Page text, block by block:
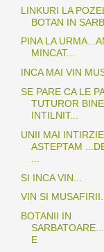
LINKURI LA
BOTAN IN
PINA LA
MINCAT...
INCA MAI VIN
SE PARE CA LE
TUTUROR
INTILNIT...
UNII MAI
ASTEPTAM
SI INCA VIN...
VIN SI
BOTANII IN
E